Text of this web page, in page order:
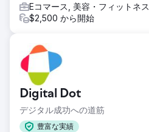
Eコマース, 美容・フィットネス
$2,500 から開始
Digital Dot
デジタル成功への道筋
豊富な実績